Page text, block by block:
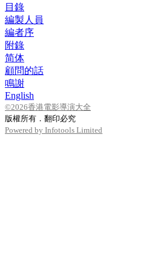
目錄
編製人員
編者序
附錄
简体
顧問的話
鳴謝
English
©2026香港電影導演大全
版權所有．翻印必究
Powered by Infotools Limited